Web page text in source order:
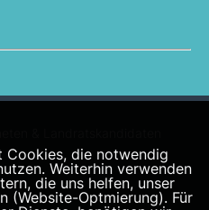
& Landratskandidaten
Cookies, die notwendig
Weiterhin verwenden
die uns helfen, unser
(Website-Optmierung). Für